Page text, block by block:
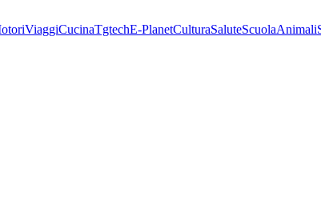
ViaggiCucinaTgtechE-PlanetCulturaSaluteScuolaAnimali